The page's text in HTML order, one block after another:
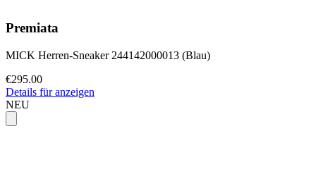
Premiata
MICK Herren-Sneaker 244142000013 (Blau)
€295.00
Details für anzeigen
NEU